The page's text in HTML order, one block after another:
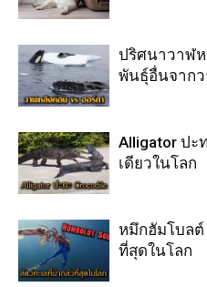
ปริศนาวาฬ
พันธุ์อื่นจาก
Alligator ปะ
เดียวในโลก
หมึกฮัมโบลต์
ที่สุดในโลก